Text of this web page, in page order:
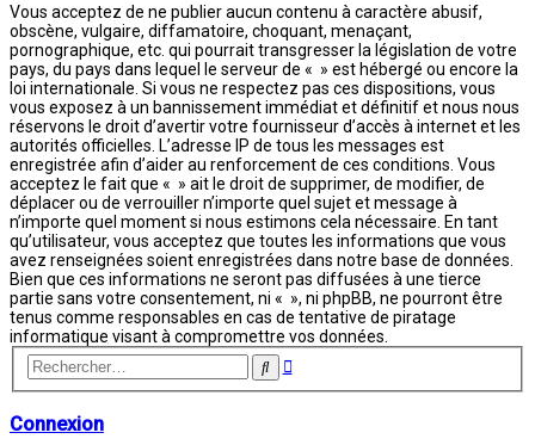
Vous acceptez de ne publier aucun contenu à caractère abusif,
obscène, vulgaire, diffamatoire, choquant, menaçant,
pornographique, etc. qui pourrait transgresser la législation de votre
pays, du pays dans lequel le serveur de « » est hébergé ou encore la
loi internationale. Si vous ne respectez pas ces dispositions, vous
vous exposez à un bannissement immédiat et définitif et nous nous
réservons le droit d’avertir votre fournisseur d’accès à internet et les
autorités officielles. L’adresse IP de tous les messages est
enregistrée afin d’aider au renforcement de ces conditions. Vous
acceptez le fait que « » ait le droit de supprimer, de modifier, de
déplacer ou de verrouiller n’importe quel sujet et message à
n’importe quel moment si nous estimons cela nécessaire. En tant
qu’utilisateur, vous acceptez que toutes les informations que vous
avez renseignées soient enregistrées dans notre base de données.
Bien que ces informations ne seront pas diffusées à une tierce
partie sans votre consentement, ni « », ni phpBB, ne pourront être
tenus comme responsables en cas de tentative de piratage
informatique visant à compromettre vos données.
Rechercher
Recherche
Connexion